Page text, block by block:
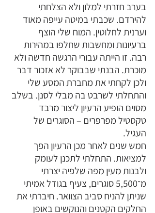
בערב חזרתי למלון ולא הצלחתי
להירדם. שכבתי במיטה עייפה מאוד
וערנית לחלוטין. המוח שלי הוצף
ברעיונות ומחשבות שחלפו במהירות
רבה. זו הייתה עבורי הרגשה חדשה ולא
מוכרת. הבנתי שבבוקר לא אזכור דבר
ולכן לקחתי את מחברת המסע שלי
והתחלתי לשרבט בה מבלי לסנן. בשלב
מסוים הופיע הרעיון ליצור מרבד
טקסטיל מפרפרים – הסוגרים של
העגיל.
חמש שנים לאחר מכן הרעיון הפך
למציאות. התחלתי לתכנן לעומק
ולבנות מעין מפה שלפיה יצרתי
מ־5,500 סוגרים, צעיף בגודל אמיתי
שניתן להניח סביב הצוואר. חיברתי את
החלקים הקטנים והנוקשים באופן